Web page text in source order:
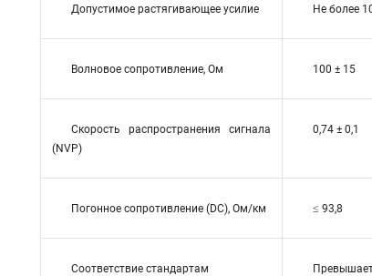
Допустимое растягивающее усилие Не более
Волновое сопротивление, Ом 100 ± 15
Скорость распространения сигнала
(NVP)
0,74 ± 0,1
Погонное сопротивление (DC), Ом/км ≤ 93,8
Соответствие стандартам